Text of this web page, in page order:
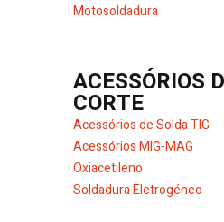
Motosoldadura
ACESSÓRIOS
CORTE
Acessórios de Solda TIG
Acessórios MIG-MAG
Oxiacetileno
Soldadura Eletrogéneo